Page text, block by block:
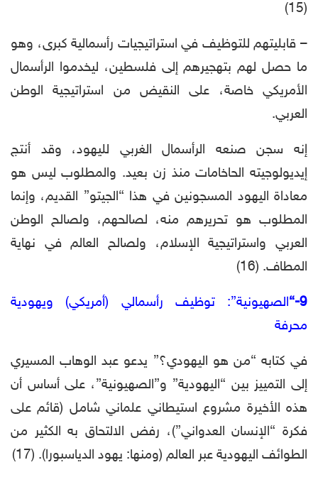
(15)
– قابليتهم للتوظيف في استراتيجيات رأسمالية كبرى، وهو
ما حصل لهم بتهجيرهم إلى فلسطين، ليخدموا الرأسمال
الأمريكي خاصة، على النقيض من استراتيجية الوطن
العربي.
إنه سجن صنعه الرأسمال الغربي لليهود، وقد أنتج
إيديولوجيته الحاخامات منذ زن بعيد. والمطلوب ليس هو
معاداة اليهود المسجونين في هذا “الجيتو” القديم، وإنما
المطلوب هو تحريرهم منه، لصالحهم، ولصالح الوطن
العربي واستراتيجية الإسلام، ولصالح العالم في نهاية
المطاف. (16)
9-“
الصهيونية”: توظيف رأسمالي (أمريكي) ويهودية
محرفة
في كتابه “من هو اليهودي؟” يدعو عبد الوهاب المسيري
إلى التمييز بين “اليهودية” و”الصهيونية”، على أساس أن
هذه الأخيرة مشروع استيطاني علماني شامل (قائم على
فكرة “الإنسان العدواني”)، رفض الالتحاق به الكثير من
الطوائف اليهودية عبر العالم (ومنها: يهود الدياسبورا). (17)